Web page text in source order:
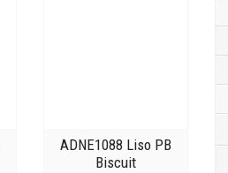
ADNE1088 Liso PB
Biscuit